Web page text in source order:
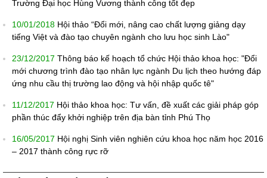
Trường Đại học Hùng Vương thành công tốt đẹp
10/01/2018 Hội thảo “Đổi mới, nâng cao chất lượng giảng dạy
tiếng Việt và đào tạo chuyên ngành cho lưu học sinh Lào"
23/12/2017 Thông báo kế hoạch tổ chức Hội thảo khoa học: "Đổi
mới chương trình đào tạo nhân lực ngành Du lịch theo hướng đáp
ứng nhu cầu thị trường lao động và hội nhập quốc tê"
11/12/2017 Hội thảo khoa học: Tư vấn, đề xuất các giải pháp góp
phần thúc đẩy khởi nghiệp trên địa bàn tỉnh Phú Thọ
16/05/2017 Hội nghị Sinh viên nghiên cứu khoa học năm học 2016
– 2017 thành công rực rỡ